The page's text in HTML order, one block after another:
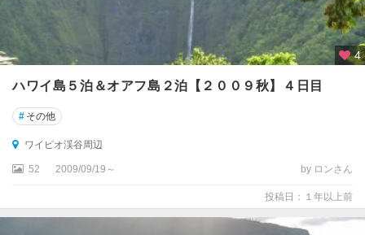
4
ハワイ島５泊＆オアフ島２泊【２００９秋】４日目
# その他
ワイピオ渓谷周辺
52 2009/09/19～ by ロンさん
投稿日：１年以上前